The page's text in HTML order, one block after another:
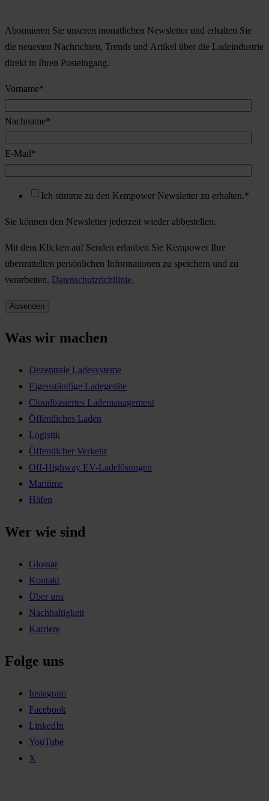
Abonnieren Sie unseren monatlichen Newsletter und erhalten Sie
die neuesten Nachrichten, Trends und Artikel über die Ladeindustrie
direkt in Ihren Posteingang.
Vorname*
Nachname*
E-Mail*
Ich stimme zu den Kempower Newsletter zu erhalten.*
Sie können den Newsletter jederzeit wieder abbestellen.
Mit dem Klicken auf Senden erlauben Sie Kempower Ihre
übermittelten persönlichen Informationen zu speichern und zu
verarbeiten. Datenschutzrichtlinie.
Was wir machen
Dezentrale Ladesysteme
Eigenständige Ladegeräte
Cloudbasiertes Lademanagement
Öffentliches Laden
Logistik
Öffentlicher Verkehr
Off-Highway EV-Ladelösungen
Maritime
Häfen
Wer wie sind
Glossar
Kontakt
Über uns
Nachhaltigkeit
Karriere
Folge uns
Instagram
Facebook
LinkedIn
YouTube
X